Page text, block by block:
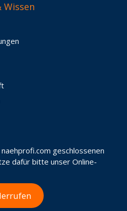
Wissen
geschlossenen
dafür bitte unser Online-